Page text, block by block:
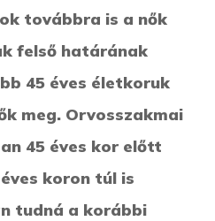
továbbra is a nők
felső határának
45 éves életkoruk
meg. Orvosszakmai
45 éves kor előtt
koron túl is
tudná a korábbi